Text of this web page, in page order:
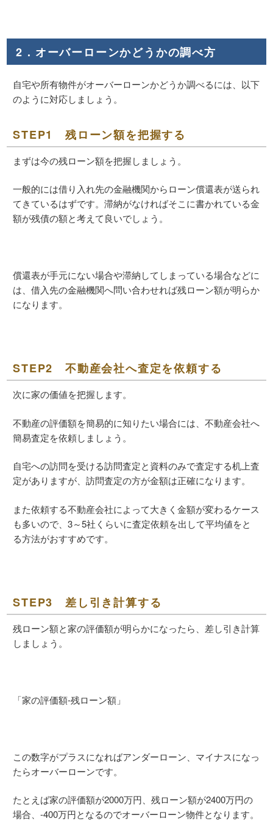
2．オーバーローンかどうかの調べ方
自宅や所有物件がオーバーローンかどうか調べるには、以下
のように対応しましょう。
STEP1 残ローン額を把握する
まずは今の残ローン額を把握しましょう。
一般的には借り入れ先の金融機関からローン償還表が送られ
てきているはずです。滞納がなければそこに書かれている金
額が残債の額と考えて良いでしょう。
償還表が手元にない場合や滞納してしまっている場合などに
は、借入先の金融機関へ問い合わせれば残ローン額が明らか
になります。
STEP2 不動産会社へ査定を依頼する
次に家の価値を把握します。
不動産の評価額を簡易的に知りたい場合には、不動産会社へ
簡易査定を依頼しましょう。
自宅への訪問を受ける訪問査定と資料のみで査定する机上査
定がありますが、訪問査定の方が金額は正確になります。
また依頼する不動産会社によって大きく金額が変わるケース
も多いので、3～5社くらいに査定依頼を出して平均値をと
る方法がおすすめです。
STEP3 差し引き計算する
残ローン額と家の評価額が明らかになったら、差し引き計算
しましょう。
「家の評価額-残ローン額」
この数字がプラスになればアンダーローン、マイナスになっ
たらオーバーローンです。
たとえば家の評価額が2000万円、残ローン額が2400万円の
場合、-400万円となるのでオーバーローン物件となります。